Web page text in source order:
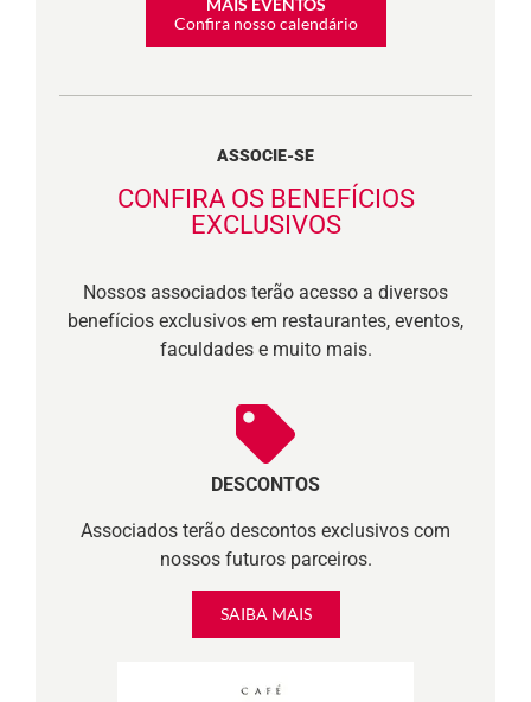
MAIS EVENTOS
Confira nosso calendário
ASSOCIE-SE
CONFIRA OS BENEFÍCIOS
EXCLUSIVOS
Nossos associados terão acesso a diversos
benefícios exclusivos em restaurantes, eventos,
faculdades e muito mais.
DESCONTOS
Associados terão descontos exclusivos com
nossos futuros parceiros.
SAIBA MAIS